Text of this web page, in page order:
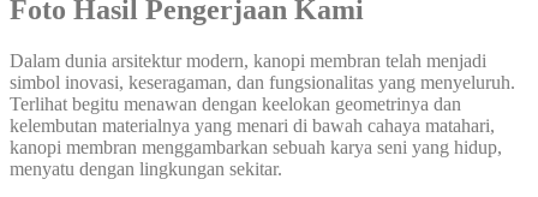
Foto Hasil Pengerjaan Kami
Dalam dunia arsitektur modern, kanopi membran telah menjadi
simbol inovasi, keseragaman, dan fungsionalitas yang menyeluruh.
Terlihat begitu menawan dengan keelokan geometrinya dan
kelembutan materialnya yang menari di bawah cahaya matahari,
kanopi membran menggambarkan sebuah karya seni yang hidup,
menyatu dengan lingkungan sekitar.